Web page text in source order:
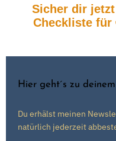
Sicher dir
Checkliste für
Hier geht´s zu
Du erhälst meinen
natürlich jederzeit